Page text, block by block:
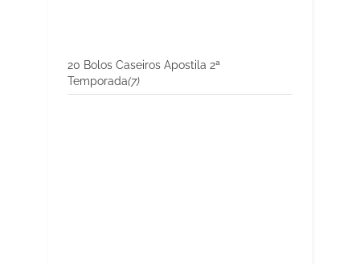
20 Bolos Caseiros Apostila 2ª
Temporada(7)